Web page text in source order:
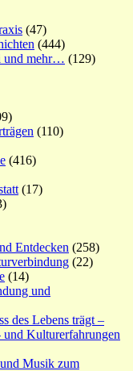
(47)
(444)
und mehr… (129)
(110)
(416)
(17)
Entdecken (258)
(22)
(14)
und
des Lebens trägt –
und Kulturerfahrungen
Musik zum